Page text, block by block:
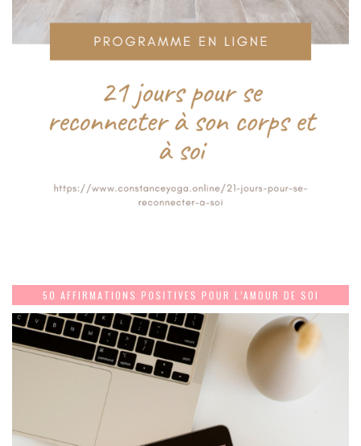
50 AFFIRMATIONS POSITIVES POUR L’AMOUR DE SOI